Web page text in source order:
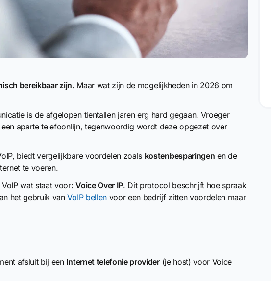
bereikbaar zijn. Maar wat zijn de mogelijkheden in 2026 om
is de afgelopen tientallen jaren erg hard gegaan. Vroeger
aparte telefoonlijn, tegenwoordig wordt deze opgezet over
biedt vergelijkbare voordelen zoals kostenbesparingen en de
te voeren.
wat staat voor:Voice Over IP. Dit protocol beschrijft hoe spraak
het gebruik vanVoIP bellenvoor een bedrijf zitten voordelen maar
afsluit bij een Internet telefonie provider(je host) voor Voice